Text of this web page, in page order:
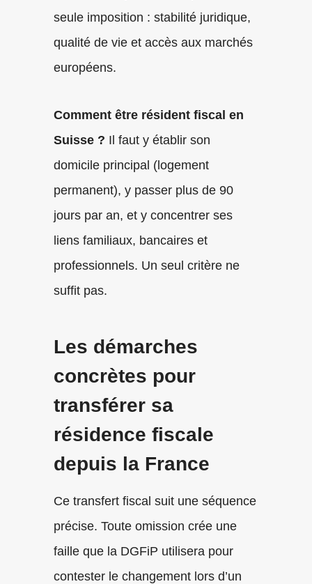
seule imposition : stabilité juridique,
qualité de vie et accès aux marchés
européens.
Comment être résident fiscal en
Suisse ? Il faut y établir son
domicile principal (logement
permanent), y passer plus de 90
jours par an, et y concentrer ses
liens familiaux, bancaires et
professionnels. Un seul critère ne
suffit pas.
Les démarches
concrètes pour
transférer sa
résidence fiscale
depuis la France
Ce transfert fiscal suit une séquence
précise. Toute omission crée une
faille que la DGFiP utilisera pour
contester le changement lors d’un